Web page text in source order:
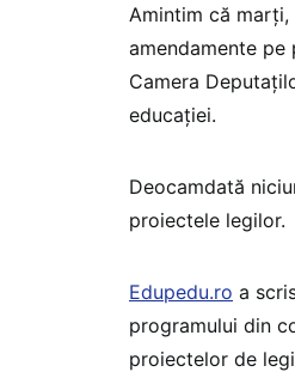
Amintim că
amendamente
Camera
educației.
Deocamdată
proiectele legilor.
Edupedu.ro a
programului din
proiectelor de